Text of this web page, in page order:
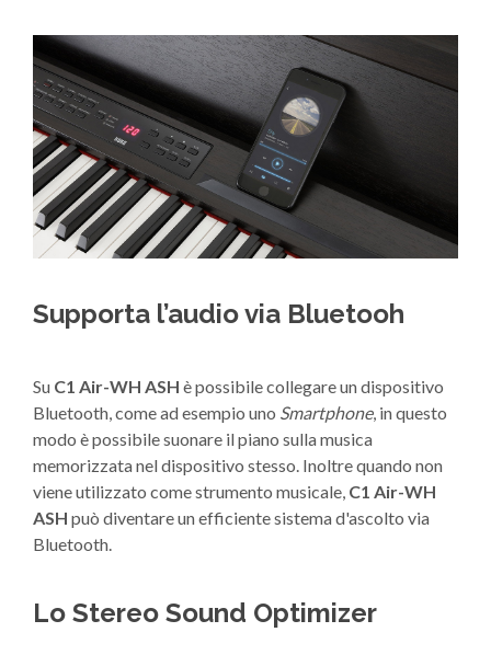
Supporta l’audio via Bluetooh
Su C1 Air-WH ASH è possibile collegare un dispositivo
Bluetooth, come ad esempio uno Smartphone, in questo
modo è possibile suonare il piano sulla musica
memorizzata nel dispositivo stesso. Inoltre quando non
viene utilizzato come strumento musicale, C1 Air-WH
ASH può diventare un efficiente sistema d'ascolto via
Bluetooth.
Lo Stereo Sound Optimizer